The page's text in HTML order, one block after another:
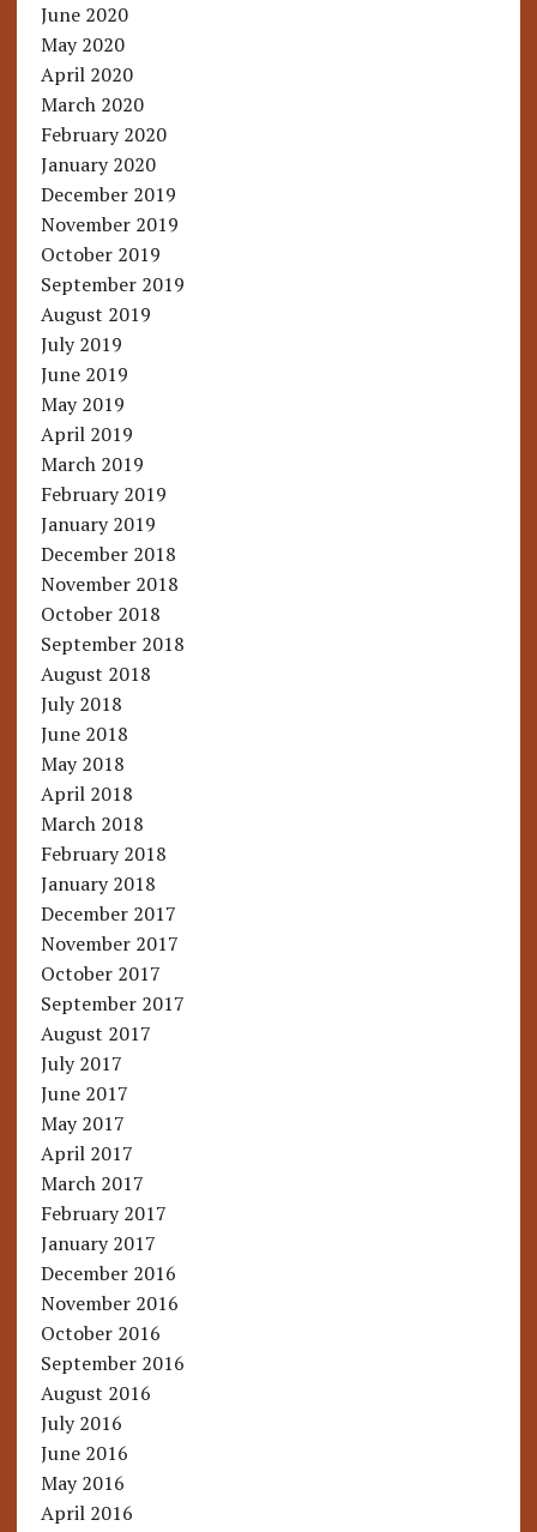
June 2020
May 2020
April 2020
March 2020
February 2020
January 2020
December 2019
November 2019
October 2019
September 2019
August 2019
July 2019
June 2019
May 2019
April 2019
March 2019
February 2019
January 2019
December 2018
November 2018
October 2018
September 2018
August 2018
July 2018
June 2018
May 2018
April 2018
March 2018
February 2018
January 2018
December 2017
November 2017
October 2017
September 2017
August 2017
July 2017
June 2017
May 2017
April 2017
March 2017
February 2017
January 2017
December 2016
November 2016
October 2016
September 2016
August 2016
July 2016
June 2016
May 2016
April 2016